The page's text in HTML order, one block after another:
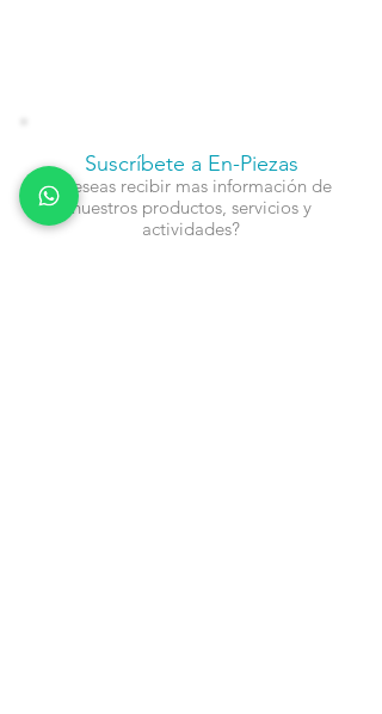
Suscríbete a En-Piezas
¿Deseas recibir mas información de
nuestros productos, servicios y
actividades?